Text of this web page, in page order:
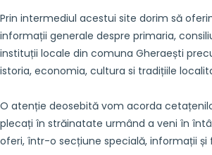
Prin intermediul acestui site dorim să
informații generale despre primaria,
instituții locale din comuna Gheraești
istoria, economia, cultura si tradițiile
O atenție deosebită vom acorda
plecați în străinatate urmând a veni în
oferi, într-o secțiune specială, informații și